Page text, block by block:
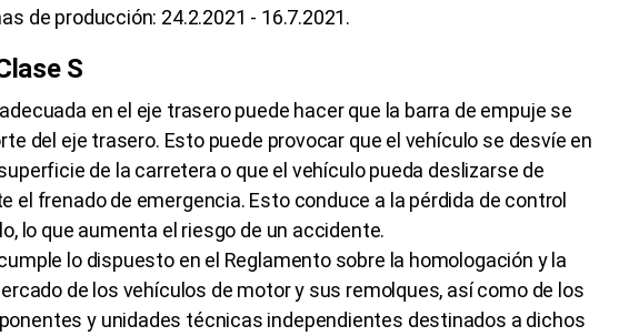
de producción: 24.2.2021 - 16.7.2021.
S
en el eje trasero puede hacer que la barra de empuje se
del eje trasero. Esto puede provocar que el vehículo se desvíe en
de la carretera o que el vehículo pueda deslizarse de
el frenado de emergencia. Esto conduce a la pérdida de control
lo que aumenta el riesgo de un accidente.
lo dispuesto en el Reglamento sobre la homologación y la
de los vehículos de motor y sus remolques, así como de los
y unidades técnicas independientes destinados a dichos